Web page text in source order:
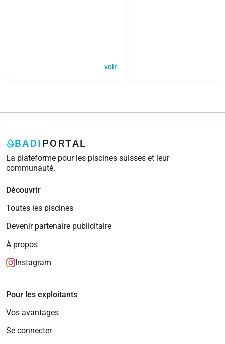
voir
BADI PORTAL
La plateforme pour les piscines suisses et leur
communauté.
Découvrir
Toutes les piscines
Devenir partenaire publicitaire
À propos
Instagram
Pour les exploitants
Vos avantages
Se connecter